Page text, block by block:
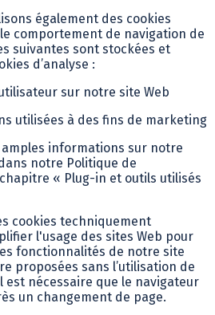
également des cookies
comportement de navigation de
suivantes sont stockées et
d’analyse :
sur notre site Web
utilisées à des fins de marketing
informations sur notre
notre Politique de
« Plug-in et outils utilisés
cookies techniquement
l'usage des sites Web pour
fonctionnalités de notre site
proposées sans l’utilisation de
est nécessaire que le navigateur
un changement de page.